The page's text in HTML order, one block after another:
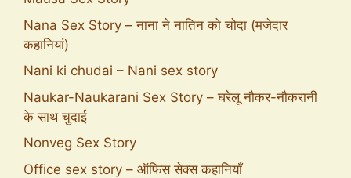
Nana Sex Story – नाना ने नातिन को चोदा (मजेदार
कहानियां)
Nani ki chudai – Nani sex story
Naukar-Naukarani Sex Story – घरेलू नौकर-नौकरानी
के साथ चुदाई
Nonveg Sex Story
Office sex story – ऑफिस सेक्स कहानियाँ